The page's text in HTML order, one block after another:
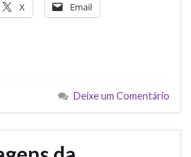
X Email
Deixe um Comentário